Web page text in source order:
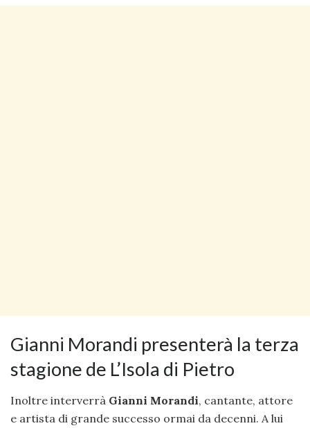
Gianni Morandi presenterà la terza
stagione de L’Isola di Pietro
Inoltre interverrà Gianni Morandi, cantante, attore
e artista di grande successo ormai da decenni. A lui